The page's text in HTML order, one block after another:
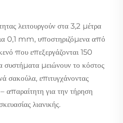
λειτουργούν στα 3,2 μέτρα
0,1 mm, υποστηριζόμενα από
που επεξεργάζονται 150
συστήματα μειώνουν το κόστος
επιτυγχάνοντας
απαραίτητη για την τήρηση
λιανικής.